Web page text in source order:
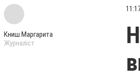
Книш Маргарита
Журналіст